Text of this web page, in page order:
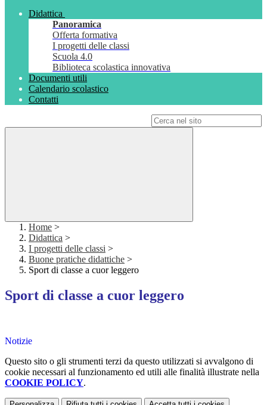
Didattica
Panoramica
Offerta formativa
I progetti delle classi
Scuola 4.0
Biblioteca scolastica innovativa
Documenti utili
Calendario scolastico
Contatti
Home >
Didattica >
I progetti delle classi >
Buone pratiche didattiche >
Sport di classe a cuor leggero
Sport di classe a cuor leggero
Notizie
Questo sito o gli strumenti terzi da questo utilizzati si avvalgono di
cookie necessari al funzionamento ed utili alle finalità illustrate nella
COOKIE POLICY.